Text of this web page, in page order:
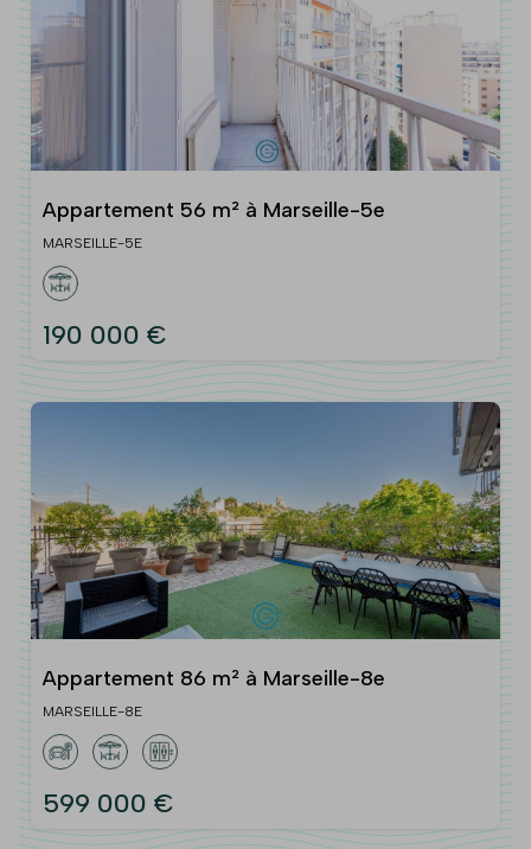
Appartement 56 m² à Marseille-5e
MARSEILLE-5E
190 000 €
Appartement 86 m² à Marseille-8e
MARSEILLE-8E
599 000 €